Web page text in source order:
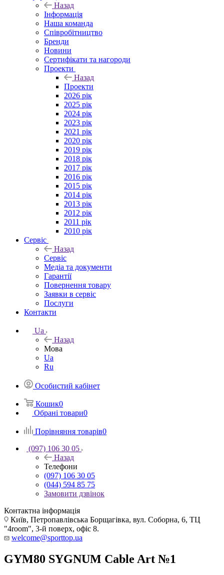
Назад
Інформація
Наша команда
Співробітництво
Бренди
Новини
Сертифікати та нагороди
Проекти
Назад
Проекти
2026 рік
2025 рік
2024 рік
2023 рік
2021 рік
2020 рік
2019 рік
2018 рік
2017 рік
2016 рік
2015 рік
2014 рік
2013 рік
2012 рік
2011 рік
2010 рік
Сервіс
Назад
Сервіс
Медіа та документи
Гарантії
Повернення товару
Заявки в сервіс
Послуги
Контакти
Ua
Назад
Мова
Ua
Ru
Особистий кабінет
Кошик0
Обрані товари0
Порівняння товарів0
(097) 106 30 05
Назад
Телефони
(097) 106 30 05
(044) 594 85 75
Замовити дзвінок
Контактна інформація
Київ, Петропавлівська Борщагівка, вул. Соборна, 6, ТЦ
"4room", 3-й поверх, офіс 8.
welcome@sporttop.ua
GYM80 SYGNUM Cable Art №1